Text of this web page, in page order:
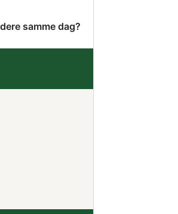
samme dag?